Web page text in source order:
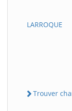
LARROQUE
Trouver